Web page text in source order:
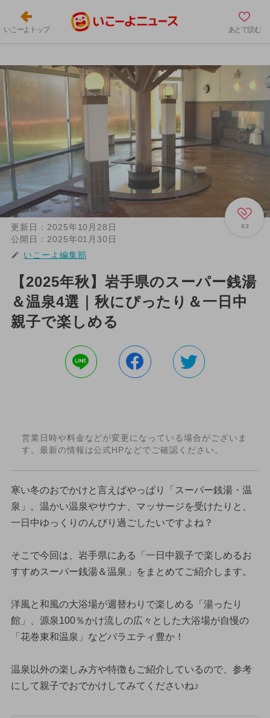
いこーよトップ あとで読む
93
更新日： 2025年10月28日
公開日： 2025年01月30日
いこーよ編集部
【2025年秋】岩手県のスーパー銭湯
＆温泉4選｜秋にぴったり＆一日中
親子で楽しめる
営業日時や料金などが変更になっている場合がございま
す。最新の情報は公式HPなどでご確認ください。
寒い冬のおでかけと言えばやっぱり「スーパー銭湯・温
泉」。温かい温泉やサウナ、マッサージを受けたりと、
一日中ゆっくりのんびり過ごしたいですよね？
そこで今回は、岩手県にある「一日中親子で楽しめるお
すすめスーパー銭湯＆温泉」をまとめてご紹介します。
洋風と和風の大浴場が週替わりで楽しめる「湯ったり
館」、源泉100％かけ流しの広々とした大浴場が自慢の
「花巻東和温泉」などバラエティ豊か！
温泉以外の楽しみ方や特徴もご紹介しているので、参考
にして親子でおでかけしてみてくださいね♪